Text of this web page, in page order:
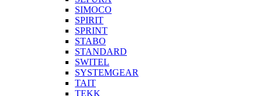
SIMOCO
SPIRIT
SPRINT
STABO
STANDARD
SWITEL
SYSTEMGEAR
TAIT
TEKK